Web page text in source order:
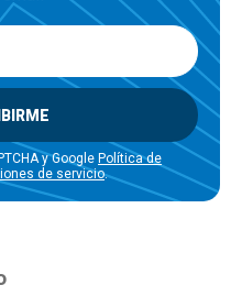
y Google Política de
de servicio.